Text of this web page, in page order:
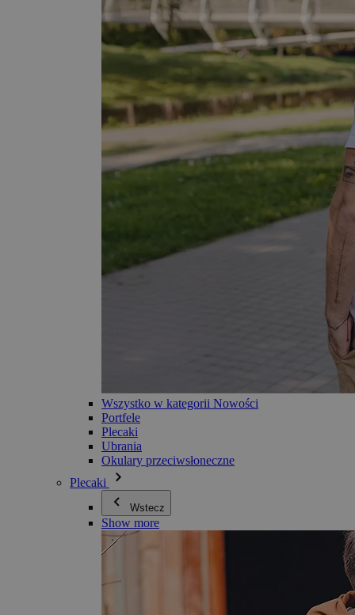
Wszystko w kategorii Nowości
Portfele
Plecaki
Ubrania
Okulary przeciwsłoneczne
Plecaki
Wstecz
Show more